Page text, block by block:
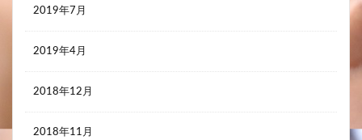
2019年7月
2019年4月
2018年12月
2018年11月